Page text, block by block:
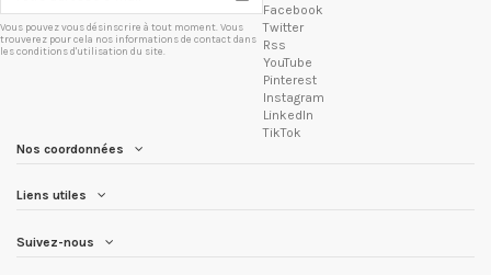
Vous pouvez vous désinscrire à tout moment. Vous
trouverez pour cela nos informations de contact dans
les conditions d'utilisation du site.
Facebook
Twitter
Rss
YouTube
Pinterest
Instagram
LinkedIn
TikTok
Nos coordonnées
Liens utiles
Suivez-nous